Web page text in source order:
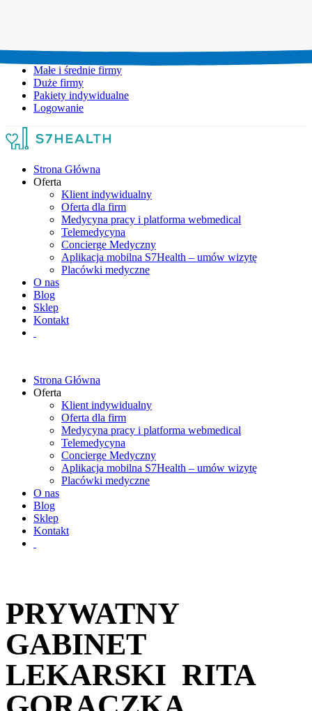
Małe i średnie firmy
Duże firmy
Pakiety indywidualne
Logowanie
Strona Główna
Oferta
Klient indywidualny
Oferta dla firm
Medycyna pracy i platforma webmedical
Telemedycyna
Concierge Medyczny
Aplikacja mobilna S7Health – umów wizytę
Placówki medyczne
O nas
Blog
Sklep
Kontakt
Strona Główna
Oferta
Klient indywidualny
Oferta dla firm
Medycyna pracy i platforma webmedical
Telemedycyna
Concierge Medyczny
Aplikacja mobilna S7Health – umów wizytę
Placówki medyczne
O nas
Blog
Sklep
Kontakt
PRYWATNY
GABINET
LEKARSKI RITA